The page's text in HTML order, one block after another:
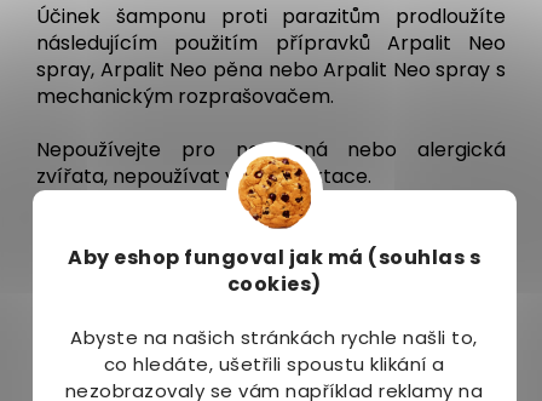
Aby eshop fungoval jak má (souhlas s
cookies)
Abyste na našich stránkách rychle našli to,
co hledáte, ušetřili spoustu klikání a
nezobrazovaly se vám například reklamy na
Účinek šamponu proti parazitům prodloužíte
následujícím použitím přípravků Arpalit Neo
spray, Arpalit Neo pěna nebo Arpalit Neo spray s
mechanickým rozprašovačem.
Nepoužívejte pro nemocná nebo alergická
zvířata, nepoužívat v době laktace.
Nepoužívejte pro mláďata do stáří 2 měsíců.
Aqua, Sodium Lauryl Ether Sulphate, Cocoamido
Propyl Betaine, Glycerol, Coco-Glucoside, PEG-7
Glyceryl Cocoate, Alcohol denat., Dimethicone